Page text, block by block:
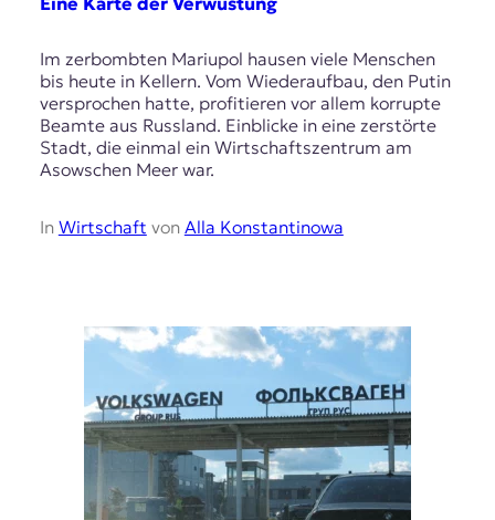
Im zerbombten Mariupol hausen viele Menschen
bis heute in Kellern. Vom Wiederaufbau, den Putin
versprochen hatte, profitieren vor allem korrupte
Beamte aus Russland. Einblicke in eine zerstörte
Stadt, die einmal ein Wirtschaftszentrum am
Asowschen Meer war.
In Wirtschaft von Alla Konstantinowa